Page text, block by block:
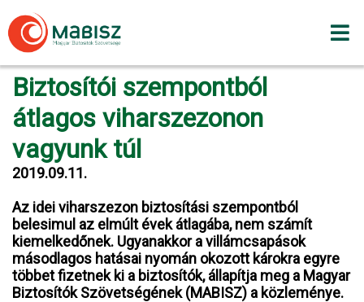
to
content
Biztosítói szempontból
átlagos viharszezonon
vagyunk túl
2019.09.11.
Az idei viharszezon biztosítási szempontból
belesimul az elmúlt évek átlagába, nem számít
kiemelkedőnek. Ugyanakkor a villámcsapások
másodlagos hatásai nyomán okozott károkra egyre
többet fizetnek ki a biztosítók, állapítja meg a Magyar
Biztosítók Szövetségének (MABISZ) a közleménye.